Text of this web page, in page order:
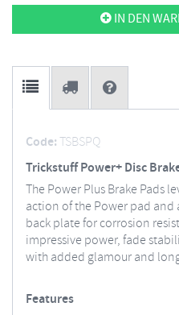
IN DEN
Code:TSBSPQ
Trickstuff Power+ Disc
The Power Plus Brake Pads
action of the Power pad
back plate for corrosion
impressive power, fade
with added glamour and
Features